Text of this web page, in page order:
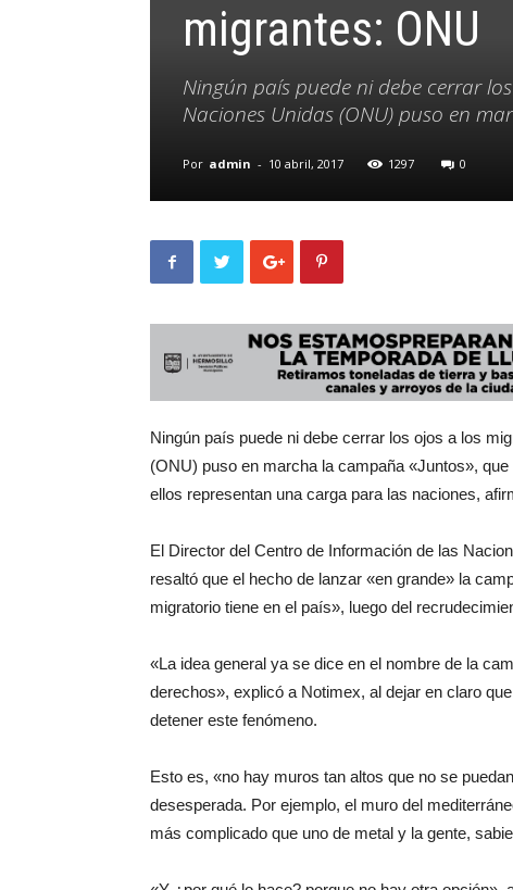
migrantes: ONU
Ningún país puede ni debe cerrar
Naciones Unidas (ONU) puso en
Por admin - 10 abril, 2017 1297 0
Ningún país puede ni debe cerrar los ojos a los
(ONU) puso en marcha la campaña «Juntos»,
ellos representan una carga para las naciones,
El Director del Centro de Información de las
resaltó que el hecho de lanzar «en grande» la
migratorio tiene en el país», luego del
«La idea general ya se dice en el nombre de la
derechos», explicó a Notimex, al dejar en claro
detener este fenómeno.
Esto es, «no hay muros tan altos que no se
desesperada. Por ejemplo, el muro del
más complicado que uno de metal y la gente,